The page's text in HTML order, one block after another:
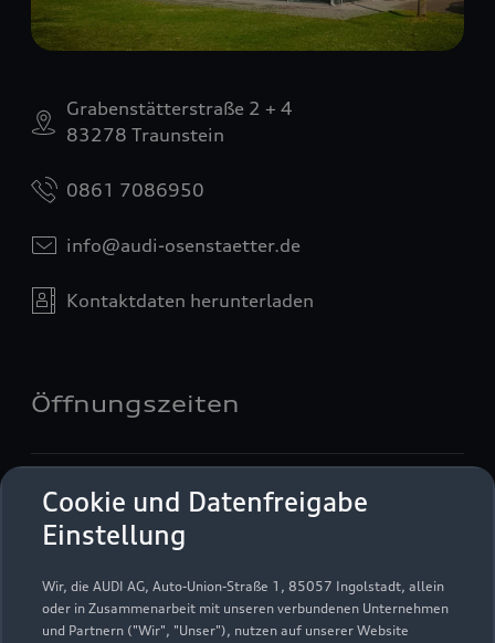
Cookie und Datenfreigabe
Einstellung
Wir, die AUDI AG, Auto-Union-Straße 1, 85057 Ingolstadt, allein
oder in Zusammenarbeit mit unseren verbundenen Unternehmen
und Partnern ("Wir", "Unser"), nutzen auf unserer Website
Grabenstätterstraße 2 + 4
83278 Traunstein
0861 7086950
info@audi-osenstaetter.de
Kontaktdaten herunterladen
Öffnungszeiten
Geschlossen ,öffnet am Montag 08:00
Geschlossen,öffnet amMontag 07:00